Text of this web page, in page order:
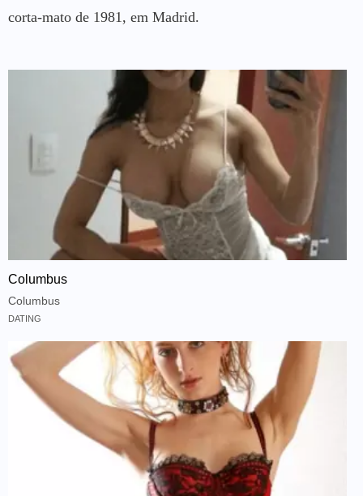
corta-mato de 1981, em Madrid.
Columbus
Columbus
DATING